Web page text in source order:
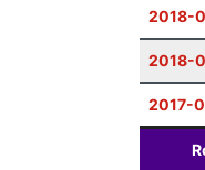
2018-
2018-
2017-